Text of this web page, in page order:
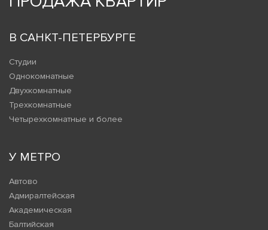
В САНКТ-ПЕТЕРБУРГЕ
Студии
Однокомнатные
Двухкомнатные
Трехкомнатные
Четырехкомнатные и более
У МЕТРО
Автово
Адмиралтейская
Академическая
Балтийская